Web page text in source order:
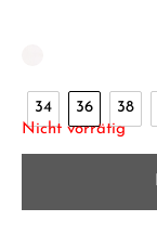
34 36 38
Nicht vorrätig